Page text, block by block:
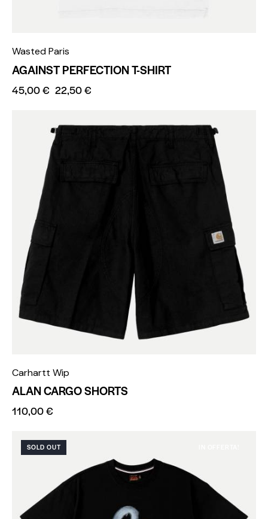
Wasted Paris
AGAINST PERFECTION T-SHIRT
45,00€ 22,50€
Carhartt Wip
ALAN CARGO SHORTS
110,00€
SOLD OUT